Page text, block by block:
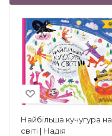
Найбільша кучугура на
світі | Надія